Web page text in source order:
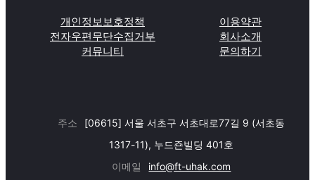
개인정보보호정책
이용약관
전자우편무단수집거부
회사소개
커뮤니티
문의하기
주소
[06615] 서울 서초구 서초대로77길 9 (서초동
1317-11), 누드죤빌딩 401호
이메일
info@ft-uhak.com